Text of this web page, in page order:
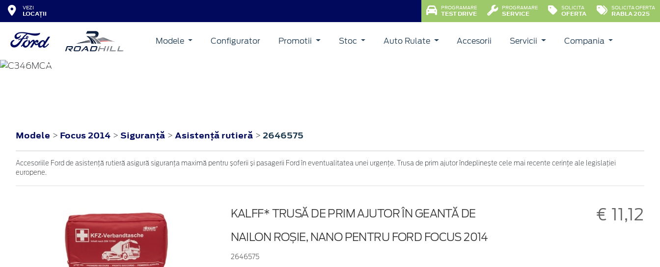
VEZI
LOCAȚII
PROGRAMARE
TEST DRIVE
PROGRAMARE
SERVICE
SOLICITA
OFERTA
SOLICITA OFERTA
RABLA 2025
Modele Configurator Promotii Stoc Auto Rulate Accesorii Servicii Compania
FOCUS
Modele > Focus 2014 > Siguranţă > Asistenţă rutieră > 2646575
Accesoriile Ford de asistență rutieră asigură siguranța maximă pentru șoferii și pasagerii Ford în eventualitatea unei urgențe. Trusa de prim ajutor îndeplinește cele mai recente cerințe ale legislației
europene.
KALFF* TRUSĂ DE PRIM AJUTOR ÎN GEANTĂ DE
NAILON ROȘIE, NANO PENTRU FORD FOCUS 2014
2646575
€ 11,12